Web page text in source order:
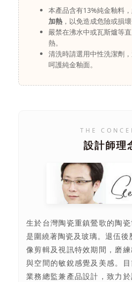
本產品含有13%純金釉料，
加熱 ，以免造成危險或損壞
嚴禁在沸水中或瓦斯爐等
熱。
清洗時請選用中性洗潔劑
呵護純金釉面。
THE
設計師理
生於台灣陶瓷重鎮鶯歌的陶
是圍繞著陶瓷及玻璃。退伍
像剪輯及視訊特效期間，磨
與空間的敏銳感覺及美感。
業務總監兼產品設計，致力